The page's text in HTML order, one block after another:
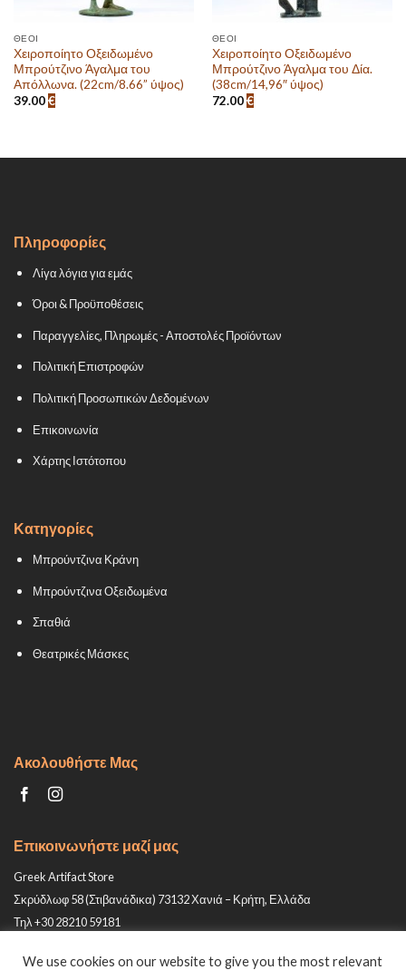
ΘΕΟΊ
Χειροποίητο Οξειδωμένο
Μπρούτζινο Άγαλμα του
Απόλλωνα. (22cm/8.66” ύψος)
39.00€
ΘΕΟΊ
Χειροποίητο Οξειδωμένο
Μπρούτζινο Άγαλμα του Δία.
(38cm/14,96″ ύψος)
72.00€
Πληροφορίες
Λίγα λόγια για εμάς
Όροι & Προϋποθέσεις
Παραγγελίες, Πληρωμές - Αποστολές Προϊόντων
Πολιτική Επιστροφών
Πολιτική Προσωπικών Δεδομένων
Επικοινωνία
Χάρτης Ιστότοπου
Κατηγορίες
Μπρούντζινα Κράνη
Μπρούντζινα Οξειδωμένα
Σπαθιά
Θεατρικές Μάσκες
Ακολουθήστε Μας
Επικοινωνήστε μαζί μας
Greek Artifact Store
Σκρύδλωφ 58 (Στιβανάδικα) 73132 Χανιά – Κρήτη, Ελλάδα
Τηλ +30 28210 59181
We use cookies on our website to give you the most relevant